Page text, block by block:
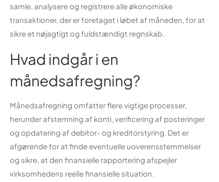
samle, analysere og registrere alle økonomiske
transaktioner, der er foretaget i løbet af måneden, for at
sikre et nøjagtigt og fuldstændigt regnskab.
Hvad indgår i en
månedsafregning?
Månedsafregning omfatter flere vigtige processer,
herunder afstemning af konti, verificering af posteringer
og opdatering af debitor- og kreditorstyring. Det er
afgørende for at finde eventuelle uoverensstemmelser
og sikre, at den finansielle rapportering afspejler
virksomhedens reelle finansielle situation.